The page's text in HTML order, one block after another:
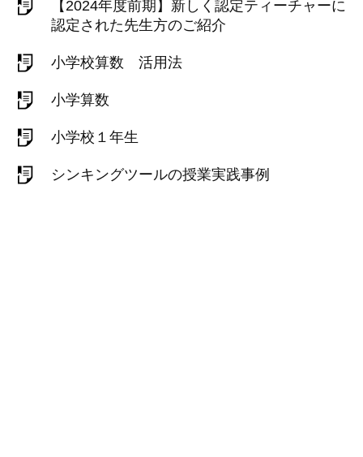
【2024年度前期】新しく認定ティーチャーに
認定された先生方のご紹介
小学校算数 活用法
小学算数
小学校１年生
シンキングツールの授業実践事例